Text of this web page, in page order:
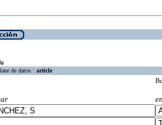
de datos : article